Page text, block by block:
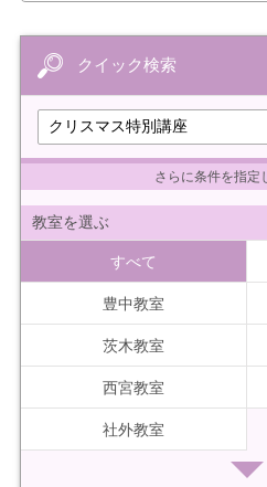
クイック検索
さらに条件を指定
教室を選ぶ
すべて
豊中教室
茨木教室
西宮教室
社外教室